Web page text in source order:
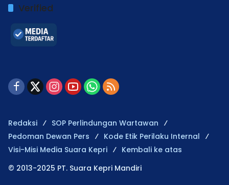
Verified
Redaksi
SOP Perlindungan Wartawan
Pedoman Dewan Pers
Kode Etik Perilaku Internal
Visi-Misi Media Suara Kepri
Kembali ke atas
© 2013-2025 PT. Suara Kepri Mandiri